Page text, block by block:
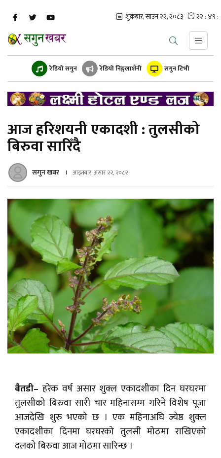
रेडियो सगुन रेडियो निङ्गलाशैनी सगुन टिभी
आज हरिशयनी एकादशी : तुलसीको
बिरुवा सारिँदै
सगुन खबर आइतबार, असार २२, २०८२
बैतडी– हरेक वर्ष असार शुक्ल एकादशीका दिन घरघरमा
तुलसीको बिरुवा सारी चार महिनासम्म गरिने विशेष पूजा
आजदेखि शुरु भएको छ । एक महिनाअघि ज्येष्ठ शुक्ल
एकादशीका दिनमा घरघरको तुलसी मोठमा राखिएको
दलको बिरुवा आज मोठमा सारिन्छ ।